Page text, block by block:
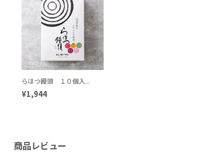
らほつ饅頭 １０個入...
¥1,944
商品レビュー